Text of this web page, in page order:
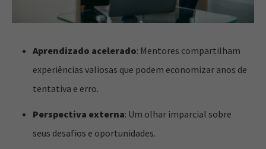
Aprendizado acelerado: Mentores compartilham
experiências valiosas que podem economizar anos de
tentativa e erro.
Perspectiva externa: Um olhar imparcial sobre
seus desafios e oportunidades.